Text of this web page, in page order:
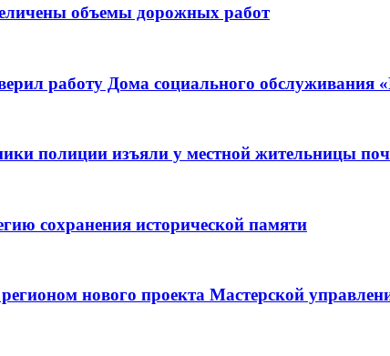
объемы дорожных работ
работу Дома социального обслуживания
полиции изъяли у местной жительницы
сохранения исторической памяти
нового проекта Мастерской